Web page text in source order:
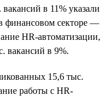
в 11% указали
финансовом секторе —
HR-автоматизации,
вакансий в 9%.
15,6 тыс.
работы с HR-